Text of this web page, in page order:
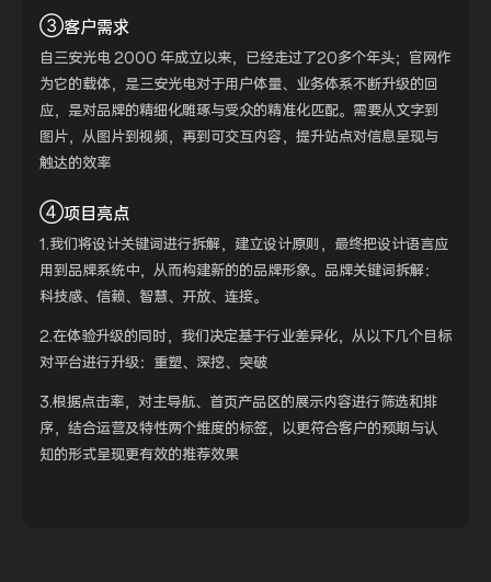
③客户需求
自三安光电 2000 年成立以来，已经走过了20多个年头；官网作
为它的载体，是三安光电对于用户体量、业务体系不断升级的回
应，是对品牌的精细化雕琢与受众的精准化匹配。需要从文字到
图片，从图片到视频，再到可交互内容，提升站点对信息呈现与
触达的效率
④项目亮点
1.我们将设计关键词进行拆解，建立设计原则，最终把设计语言应
用到品牌系统中，从而构建新的的品牌形象。品牌关键词拆解：
科技感、信赖、智慧、开放、连接。
2.在体验升级的同时，我们决定基于行业差异化，从以下几个目标
对平台进行升级：重塑、深挖、突破
3.根据点击率，对主导航、首页产品区的展示内容进行筛选和排
序，结合运营及特性两个维度的标签，以更符合客户的预期与认
知的形式呈现更有效的推荐效果